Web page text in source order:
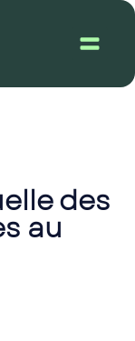
des
au